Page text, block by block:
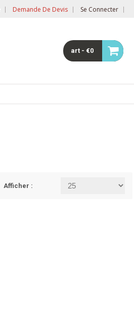
Demande De Devis Se Connecter
art - €0
Afficher :